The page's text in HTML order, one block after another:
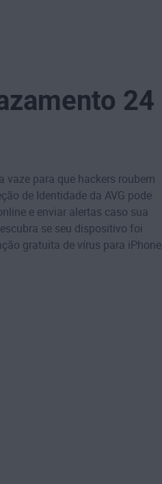
24
vaze para que hackers roubem
de Identidade da AVG pode
e enviar alertas caso sua
se seu dispositivo foi
gratuita de vírus para iPhone.